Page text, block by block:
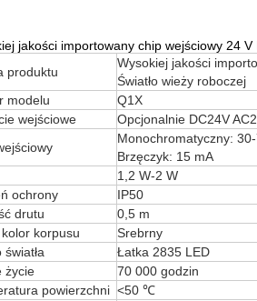
jakości importowany chip wejściowy 24 V
produktu
Wysokiej jakości
Światło wieży roboczej
modelu
Q1X
wejściowe
Opcjonalnie DC24V
Monochromatyczny:
Brzęczyk: 15 mA
1,2 W-2 W
ochrony
IP50
drutu
0,5 m
korpusu
Srebrny
światła
Łatka 2835 LED
życie
70 000 godzin
powierzchni <50 ℃